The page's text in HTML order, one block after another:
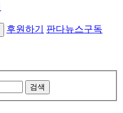
후원하기 판다뉴스구독
검색